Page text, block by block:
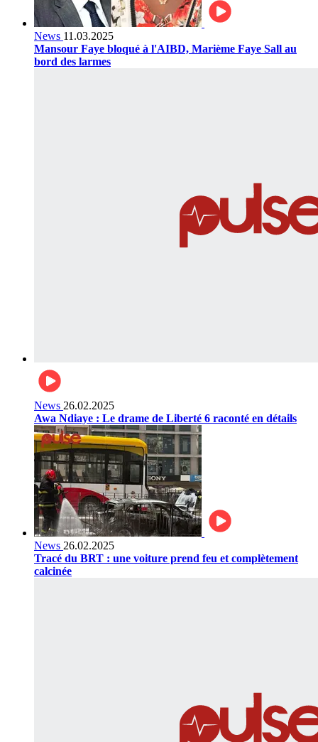
News 11.03.2025
Mansour Faye bloqué à l'AIBD, Marième Faye Sall au
bord des larmes
News 26.02.2025
Awa Ndiaye : Le drame de Liberté 6 raconté en détails
News 26.02.2025
Tracé du BRT : une voiture prend feu et complètement
calcinée